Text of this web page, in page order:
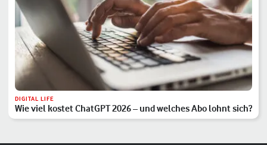
DIGITAL LIFE
Wie viel kostet ChatGPT 2026 – und welches Abo lohnt sich?